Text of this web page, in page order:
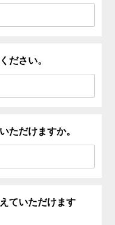
ださい。
ただけますか。
ていただけます